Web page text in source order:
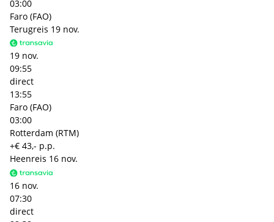
03:00
Faro (FAO)
Terugreis 19 nov.
19 nov.
09:55
direct
13:55
Faro (FAO)
03:00
Rotterdam (RTM)
+€ 43,- p.p.
Heenreis 16 nov.
16 nov.
07:30
direct